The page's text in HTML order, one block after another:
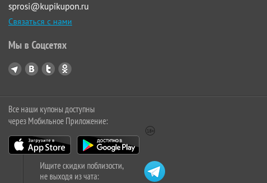
sprosi@kupikupon.ru
Связаться с нами
Мы в Соцсетях
Все наши купоны доступны
через Мобильное Приложение:
Ищите скидки поблизости,
не выходя из чата: